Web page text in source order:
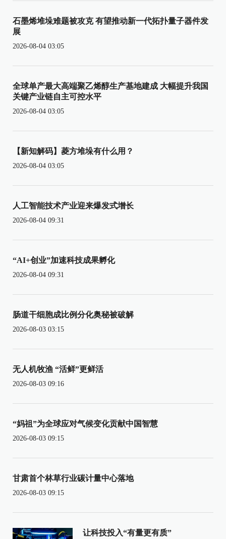
石墨烯堆垛难题被攻克 有望推动新一代拓扑量子器件发
展
2026-08-04 03:05
全球单产最大高端聚乙烯醇生产基地建成 大幅提升我国
关键产业链自主可控水平
2026-08-04 03:05
【新知解码】菱方堆垛有什么用？
2026-08-04 03:05
人工智能技术产业迎来爆发式增长
2026-08-04 09:31
“AI+创业”加速科技成果孵化
2026-08-04 09:31
肠道干细胞成比例分化奥秘被破解
2026-08-03 03:15
无人机牧渔 “活鲜”更鲜活
2026-08-03 09:16
“妈祖”为全球应对气候变化贡献中国智慧
2026-08-03 09:15
甘肃首个林草行业碳计量中心落地
2026-08-03 09:15
让科技投入“有量更有质”